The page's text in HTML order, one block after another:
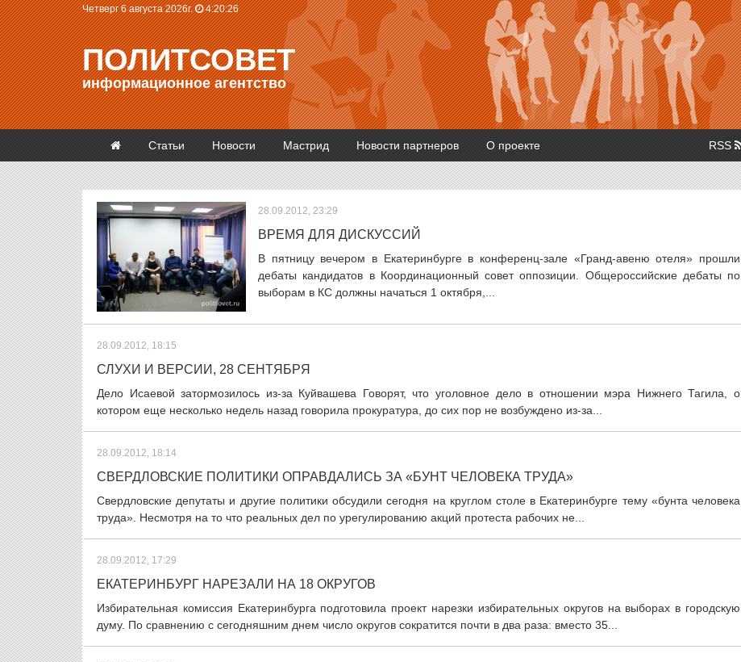
Четверг 6 августа 2026г. 4:20:27
ПОЛИТСОВЕТ
информационное агентство
Статьи Новости Мастрид Новости партнеров О проекте RSS
28.09.2012, 23:29
ВРЕМЯ ДЛЯ ДИСКУССИЙ
В пятницу вечером в Екатеринбурге в конференц-зале «Гранд-авеню отеля» прошли
дебаты кандидатов в Координационный совет оппозиции. Общероссийские дебаты по
выборам в КС должны начаться 1 октября,...
28.09.2012, 18:15
СЛУХИ И ВЕРСИИ, 28 СЕНТЯБРЯ
Дело Исаевой затормозилось из-за Куйвашева Говорят, что уголовное дело в отношении мэра Нижнего Тагила, о
котором еще несколько недель назад говорила прокуратура, до сих пор не возбуждено из-за...
28.09.2012, 18:14
СВЕРДЛОВСКИЕ ПОЛИТИКИ ОПРАВДАЛИСЬ ЗА «БУНТ ЧЕЛОВЕКА ТРУДА»
Свердловские депутаты и другие политики обсудили сегодня на круглом столе в Екатеринбурге тему «бунта человека
труда». Несмотря на то что реальных дел по урегулированию акций протеста рабочих не...
28.09.2012, 17:29
ЕКАТЕРИНБУРГ НАРЕЗАЛИ НА 18 ОКРУГОВ
Избирательная комиссия Екатеринбурга подготовила проект нарезки избирательных округов на выборах в городскую
думу. По сравнению с сегодняшним днем число округов сократится почти в два раза: вместо 35...